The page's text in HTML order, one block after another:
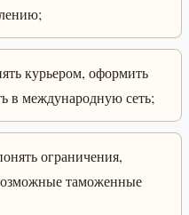
курьером, оформить
в международную сеть;
ограничения,
таможенные